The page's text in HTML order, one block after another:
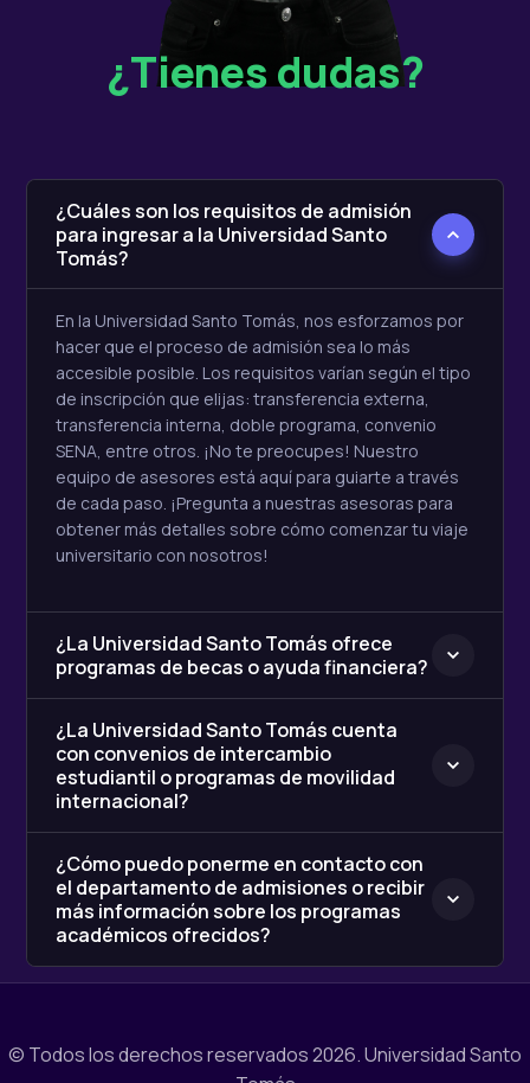
¿Tienes dudas?
¿Cuáles son los requisitos de admisión
para ingresar a la Universidad Santo
Tomás?
En la Universidad Santo Tomás, nos esforzamos por
hacer que el proceso de admisión sea lo más
accesible posible. Los requisitos varían según el tipo
de inscripción que elijas: transferencia externa,
transferencia interna, doble programa, convenio
SENA, entre otros. ¡No te preocupes! Nuestro
equipo de asesores está aquí para guiarte a través
de cada paso. ¡Pregunta a nuestras asesoras para
obtener más detalles sobre cómo comenzar tu viaje
universitario con nosotros!
¿La Universidad Santo Tomás ofrece
programas de becas o ayuda financiera?
¿La Universidad Santo Tomás cuenta
con convenios de intercambio
estudiantil o programas de movilidad
internacional?
¿Cómo puedo ponerme en contacto con
el departamento de admisiones o recibir
más información sobre los programas
académicos ofrecidos?
© Todos los derechos reservados 2026.Universidad Santo